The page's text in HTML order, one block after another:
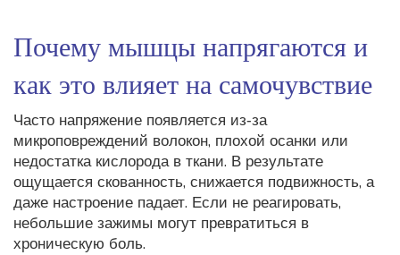
Почему мышцы напрягаются и
как это влияет на самочувствие
Часто напряжение появляется из‑за
микроповреждений волокон, плохой осанки или
недостатка кислорода в ткани. В результате
ощущается скованность, снижается подвижность, а
даже настроение падает. Если не реагировать,
небольшие зажимы могут превратиться в
хроническую боль.